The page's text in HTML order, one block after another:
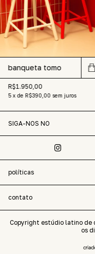
banqueta tomo
R$1.950,00
5 xde R$390,00 sem juros
SIGA-NOS NO
políticas
contato
Copyright estúdio latino
os